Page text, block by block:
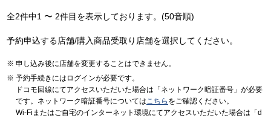
全2件中1 〜 2件目を表示しております。(50音順)
予約申込する店舗/購入商品受取り店舗を選択してください。
申し込み後に店舗を変更することはできません。
予約手続きにはログインが必要です。
ドコモ回線にてアクセスいただいた場合は「ネットワーク暗証番号」が必要
です。ネットワーク暗証番号についてはこちら をご確認ください。
Wi-Fiまたはご自宅のインターネット環境にてアクセスいただいた場合は「d